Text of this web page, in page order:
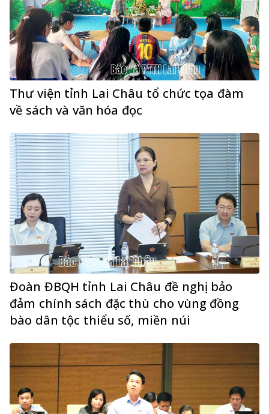
Thư viện tỉnh Lai Châu tổ chức tọa đàm
về sách và văn hóa đọc
Đoàn ĐBQH tỉnh Lai Châu đề nghị bảo
đảm chính sách đặc thù cho vùng đồng
bào dân tộc thiểu số, miền núi